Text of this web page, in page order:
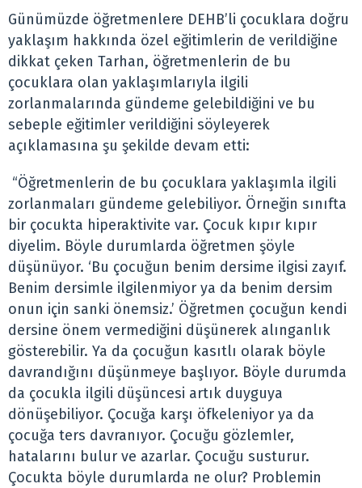
Günümüzde öğretmenlere DEHB’li çocuklara doğru
yaklaşım hakkında özel eğitimlerin de verildiğine
dikkat çeken Tarhan, öğretmenlerin de bu
çocuklara olan yaklaşımlarıyla ilgili
zorlanmalarında gündeme gelebildiğini ve bu
sebeple eğitimler verildiğini söyleyerek
açıklamasına şu şekilde devam etti:
“Öğretmenlerin de bu çocuklara yaklaşımla ilgili
zorlanmaları gündeme gelebiliyor. Örneğin sınıfta
bir çocukta hiperaktivite var. Çocuk kıpır kıpır
diyelim. Böyle durumlarda öğretmen şöyle
düşünüyor. ‘Bu çocuğun benim dersime ilgisi zayıf.
Benim dersimle ilgilenmiyor ya da benim dersim
onun için sanki önemsiz.’ Öğretmen çocuğun kendi
dersine önem vermediğini düşünerek alınganlık
gösterebilir. Ya da çocuğun kasıtlı olarak böyle
davrandığını düşünmeye başlıyor. Böyle durumda
da çocukla ilgili düşüncesi artık duyguya
dönüşebiliyor. Çocuğa karşı öfkeleniyor ya da
çocuğa ters davranıyor. Çocuğu gözlemler,
hatalarını bulur ve azarlar. Çocuğu susturur.
Çocukta böyle durumlarda ne olur? Problemin